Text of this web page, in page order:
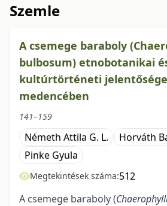
Szemle
A csemege baraboly
bulbosum) etnobotanikai
kultúrtörténeti
medencében
141–159
Németh Attila G. L.
Horváth
Pinke Gyula
Megtekintések száma:512
A csemege baraboly (